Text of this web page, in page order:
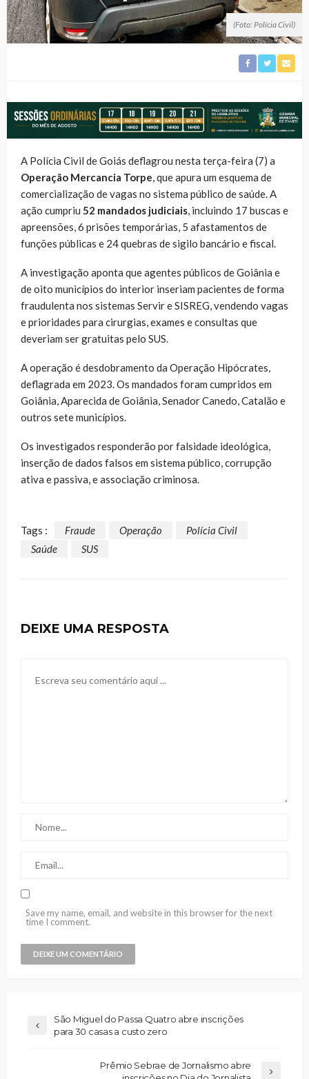
(Foto: Polícia Civil)
A Polícia Civil de Goiás deflagrou nesta terça-feira (7) a
Operação Mercancia Torpe, que apura um esquema de
comercialização de vagas no sistema público de saúde. A
ação cumpriu 52 mandados judiciais, incluindo 17 buscas e
apreensões, 6 prisões temporárias, 5 afastamentos de
funções públicas e 24 quebras de sigilo bancário e fiscal.
A investigação aponta que agentes públicos de Goiânia e
de oito municípios do interior inseriam pacientes de forma
fraudulenta nos sistemas Servir e SISREG, vendendo vagas
e prioridades para cirurgias, exames e consultas que
deveriam ser gratuitas pelo SUS.
A operação é desdobramento da Operação Hipócrates,
deflagrada em 2023. Os mandados foram cumpridos em
Goiânia, Aparecida de Goiânia, Senador Canedo, Catalão e
outros sete municípios.
Os investigados responderão por falsidade ideológica,
inserção de dados falsos em sistema público, corrupção
ativa e passiva, e associação criminosa.
Tags : Fraude Operação
Polícia Civil
Saúde
SUS
DEIXE UMA RESPOSTA
Save my name, email, and website in this browser for the next
time I comment.
São Miguel do Passa Quatro abre inscrições
para 30 casas a custo zero
Prêmio Sebrae de Jornalismo abre